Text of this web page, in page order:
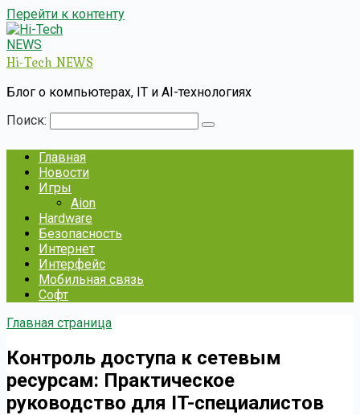
Перейти к контенту
Hi-Tech NEWS
Блог о компьютерах, IT и AI-технологиях
Поиск:
Главная
Новости
Игры
Aion
Hardware
Безопасность
Интернет
Интерфейс
Мобильная связь
Софт
Главная страница
Контроль доступа к сетевым
ресурсам: Практическое
руководство для IT-специалистов